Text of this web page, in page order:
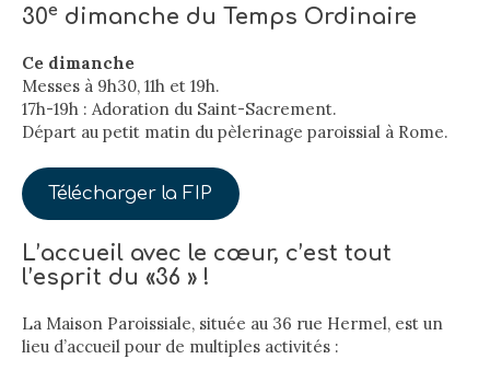
30e dimanche du Temps Ordinaire
Ce dimanche
Messes à 9h30, 11h et 19h.
17h-19h : Adoration du Saint-Sacrement.
Départ au petit matin du pèlerinage paroissial à Rome.
Télécharger la FIP
L’accueil avec le cœur, c’est tout
l’esprit du «36 » !
La Maison Paroissiale, située au 36 rue Hermel, est un
lieu d’accueil pour de multiples activités :